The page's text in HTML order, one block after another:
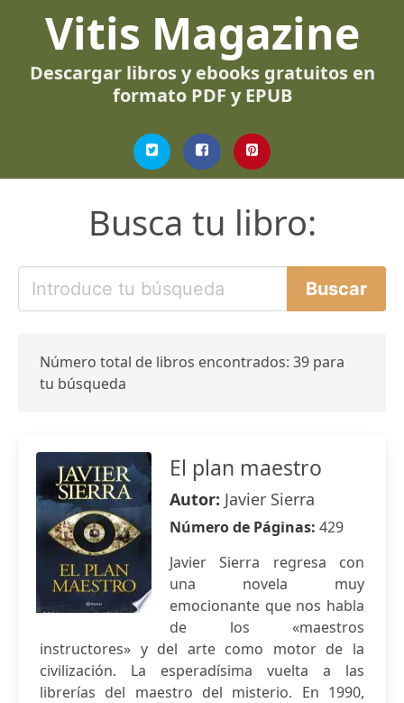
Vitis Magazine
Descargar libros y ebooks gratuitos en
formato PDF y EPUB
Busca tu libro:
Número total de libros encontrados: 39 para
tu búsqueda
El plan maestro
Autor: Javier Sierra
Número de Páginas: 429
Javier Sierra regresa con
una novela muy
emocionante que nos habla
de los «maestros
instructores» y del arte como motor de la
civilización. La esperadísima vuelta a las
librerías del maestro del misterio. En 1990,